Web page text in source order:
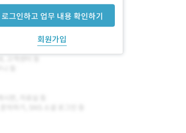
로그인하고 업무 내용 확인하기
회원가입